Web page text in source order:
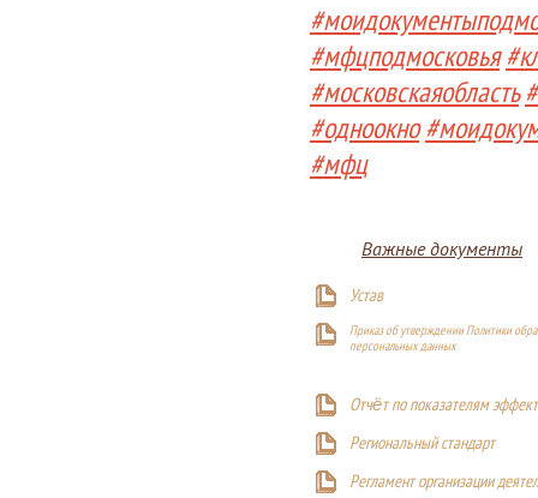
#мфцподмосковья
#московскаяобласть
#одноокно
#мфц
Важные документы
Устав
Приказ об утверждении Политики
персональных данных
Отчёт по показателям
Региональный стандарт
Регламент организации